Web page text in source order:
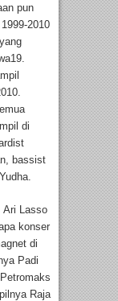
pun
2010
di
bassist
Ari Lasso
konser
di
Padi
Raja